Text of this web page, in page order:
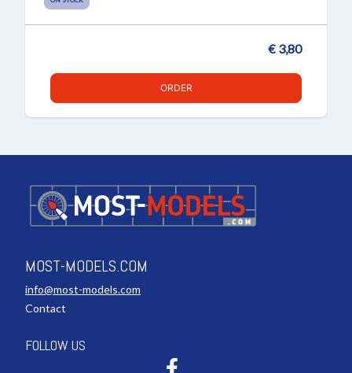
€ 3,80
ORDER
MOST-MODELS.COM
info@most-models.com
Contact
FOLLOW US